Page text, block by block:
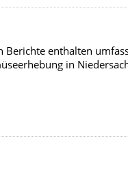
Berichte enthalten
in